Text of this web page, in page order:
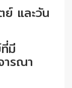
และวัน
มี
ารณา